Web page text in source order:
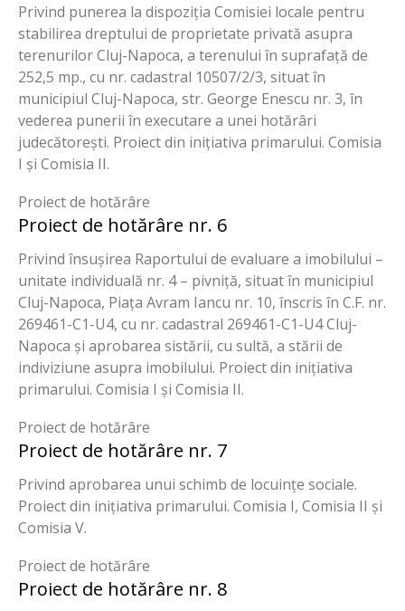
Privind punerea la dispoziția Comisiei locale pentru
stabilirea dreptului de proprietate privată asupra
terenurilor Cluj-Napoca, a terenului în suprafață de
252,5 mp., cu nr. cadastral 10507/2/3, situat în
municipiul Cluj-Napoca, str. George Enescu nr. 3, în
vederea punerii în executare a unei hotărâri
judecătorești. Proiect din inițiativa primarului. Comisia
I și Comisia II.
Proiect de hotărâre
Proiect de hotărâre nr. 6
Privind însușirea Raportului de evaluare a imobilului –
unitate individuală nr. 4 – pivniță, situat în municipiul
Cluj-Napoca, Piața Avram Iancu nr. 10, înscris în C.F. nr.
269461-C1-U4, cu nr. cadastral 269461-C1-U4 Cluj-
Napoca și aprobarea sistării, cu sultă, a stării de
indiviziune asupra imobilului. Proiect din inițiativa
primarului. Comisia I și Comisia II.
Proiect de hotărâre
Proiect de hotărâre nr. 7
Privind aprobarea unui schimb de locuințe sociale.
Proiect din inițiativa primarului. Comisia I, Comisia II și
Comisia V.
Proiect de hotărâre
Proiect de hotărâre nr. 8